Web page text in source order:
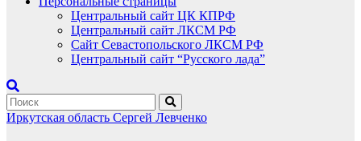
Центральный сайт ЦК КПРФ
Центральный сайт ЛКСМ РФ
Сайт Севастопольского ЛКСМ РФ
Центральный сайт “Русского лада”
Иркутская область Сергей Левченко